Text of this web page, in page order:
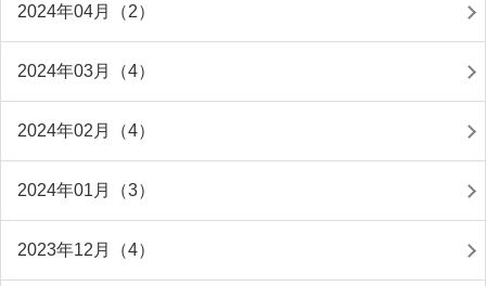
2024年04月（2）
2024年03月（4）
2024年02月（4）
2024年01月（3）
2023年12月（4）